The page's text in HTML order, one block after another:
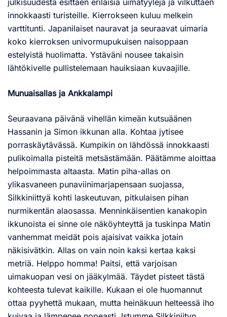
innokkaasti turisteille. Kierrokseen kuluu melkein
varttitunti. Japanilaiset nauravat ja seuraavat uimaria
koko kierroksen univormupukuisen naisoppaan
estelyistä huolimatta. Ystäväni nousee takaisin
lähtökivelle pullistelemaan hauiksiaan kuvaajille.
Munuaisallas ja Ankkalampi
Seuraavana päivänä vihellän kimeän kutsuäänen
Hassanin ja Simon ikkunan alla. Kohtaa jytisee
porraskäytävässä. Kumpikin on lähdössä innokkaasti
pulikoimalla pisteitä metsästämään. Päätämme aloittaa
helpoimmasta altaasta. Matin piha-allas on
ylikasvaneen punaviinimarjapensaan suojassa,
Silkkiniittyä kohti laskeutuvan, pitkulaisen pihan
nurmikentän alaosassa. Menninkäisentien kanakopin
ikkunoista ei sinne ole näköyhteyttä ja tuskinpa Matin
vanhemmat meidät pois ajaisivat vaikka jotain
näkisivätkin. Allas on vain noin kaksi kertaa kaksi
metriä. Helppo homma! Paitsi, että varjoisan
uimakuopan vesi on jääkylmää. Täydet pisteet tästä
kohteesta tulevat kaikille. Kukaan ei ole huomannut
ottaa pyyhettä mukaan, mutta heinäkuun helteessä iho